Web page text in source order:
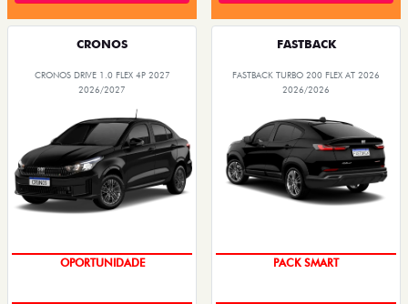
CRONOS
CRONOS DRIVE 1.0 FLEX 4P 2027
2026/2027
OPORTUNIDADE
FASTBACK
FASTBACK TURBO 200 FLEX AT 2026
2026/2026
PACK SMART